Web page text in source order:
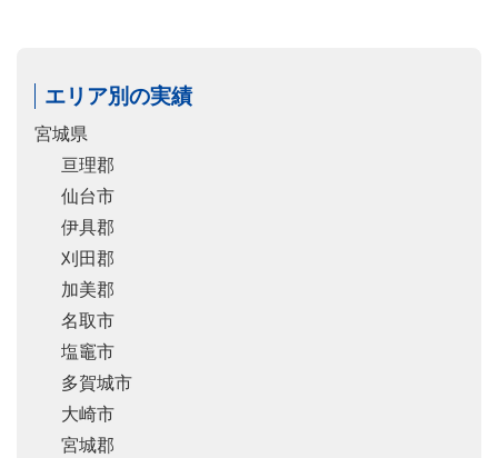
エリア別の実績
宮城県
亘理郡
仙台市
伊具郡
刈田郡
加美郡
名取市
塩竈市
多賀城市
大崎市
宮城郡